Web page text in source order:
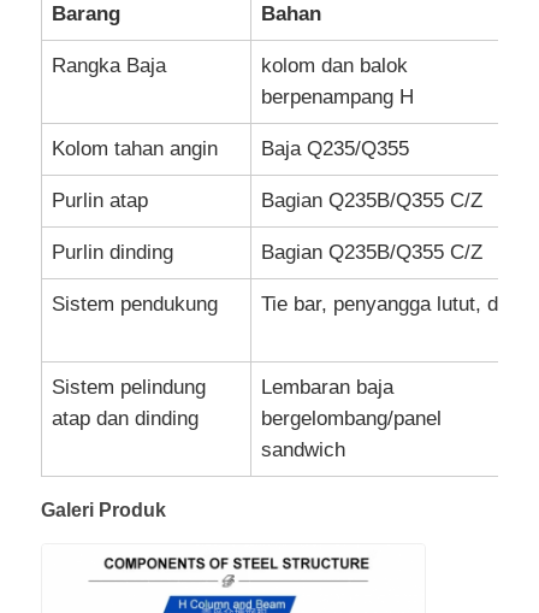
Produk
Tentang kita
Wisata pabrik
Barang Bahan
Rangka Baja
kolom dan balok
berpenampang H
Kolom tahan angin Baja Q235/Q355
Purlin atap Bagian Q235B/Q355 C/Z
Purlin dinding Bagian Q235B/Q355 C/Z
Sistem pendukung Tie bar, penyangga lutut, dll.
Sistem pelindung
atap dan dinding
Lembaran baja
bergelombang/panel
sandwich
Galeri Produk